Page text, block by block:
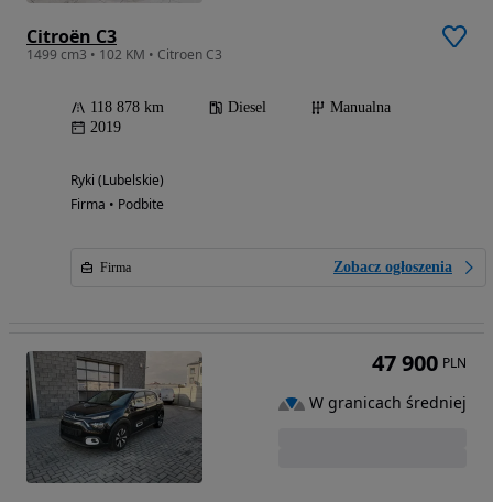
Citroën C3
1499 cm3 • 102 KM • Citroen C3
118 878 km Diesel
Manualna
2019
Ryki (Lubelskie)
Firma • Podbite
Firma Zobacz ogłoszenia
47 900 PLN
W granicach średniej